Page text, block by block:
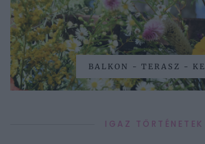
BALKON - TERASZ -
IGAZ TÖRTÉNETEK